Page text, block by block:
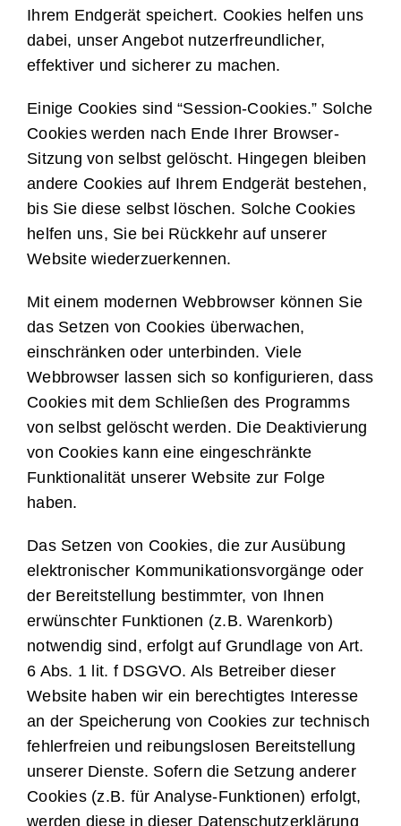
Ihrem Endgerät speichert. Cookies helfen uns
dabei, unser Angebot nutzerfreundlicher,
effektiver und sicherer zu machen.
Einige Cookies sind “Session-Cookies.” Solche
Cookies werden nach Ende Ihrer Browser-
Sitzung von selbst gelöscht. Hingegen bleiben
andere Cookies auf Ihrem Endgerät bestehen,
bis Sie diese selbst löschen. Solche Cookies
helfen uns, Sie bei Rückkehr auf unserer
Website wiederzuerkennen.
Mit einem modernen Webbrowser können Sie
das Setzen von Cookies überwachen,
einschränken oder unterbinden. Viele
Webbrowser lassen sich so konfigurieren, dass
Cookies mit dem Schließen des Programms
von selbst gelöscht werden. Die Deaktivierung
von Cookies kann eine eingeschränkte
Funktionalität unserer Website zur Folge
haben.
Das Setzen von Cookies, die zur Ausübung
elektronischer Kommunikationsvorgänge oder
der Bereitstellung bestimmter, von Ihnen
erwünschter Funktionen (z.B. Warenkorb)
notwendig sind, erfolgt auf Grundlage von Art.
6 Abs. 1 lit. f DSGVO. Als Betreiber dieser
Website haben wir ein berechtigtes Interesse
an der Speicherung von Cookies zur technisch
fehlerfreien und reibungslosen Bereitstellung
unserer Dienste. Sofern die Setzung anderer
Cookies (z.B. für Analyse-Funktionen) erfolgt,
werden diese in dieser Datenschutzerklärung